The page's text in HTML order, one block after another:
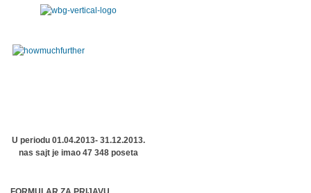
U periodu 01.04.2013- 31.12.2013.
nas sajt je imao 47 348 poseta